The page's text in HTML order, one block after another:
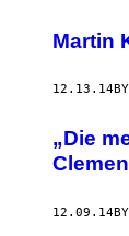
Martin
12.13.14BY
„Die
12.09.14BY